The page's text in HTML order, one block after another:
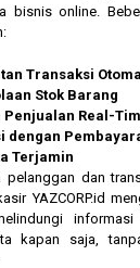
bisnis online.
Transaksi
Stok Barang
Penjualan Real-
dengan
Terjamin
pelanggan dan
YAZCORP.id
kapan saja,